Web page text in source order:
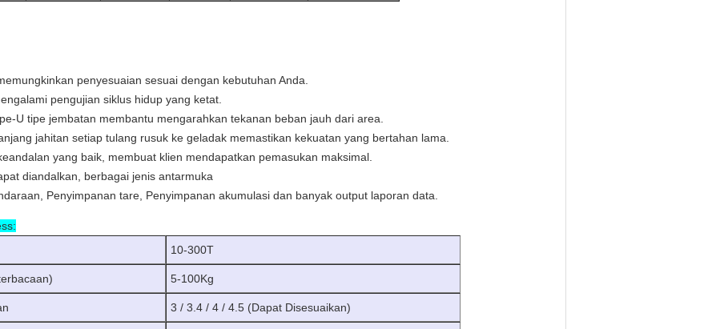
penyesuaian sesuai dengan kebutuhan Anda.
pengujian siklus hidup yang ketat.
U tipe jembatan membantu mengarahkan tekanan beban jauh dari area.
jahitan setiap tulang rusuk ke geladak memastikan kekuatan yang bertahan lama.
yang baik, membuat klien mendapatkan pemasukan maksimal.
diandalkan, berbagai jenis antarmuka
Penyimpanan tare, Penyimpanan akumulasi dan banyak output laporan data.
10-300T
5-100Kg
3 / 3.4 / 4 / 4.5 (Dapat Disesuaikan)